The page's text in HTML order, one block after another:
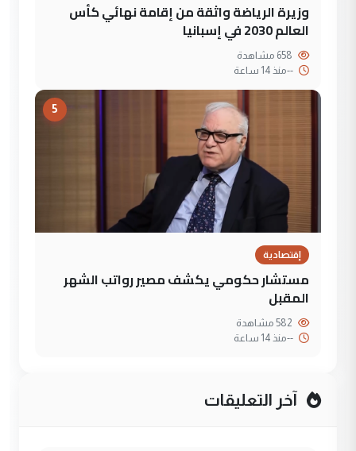
وزيرة الرياضة واثقة من إقامة نهائي كأس
العالم 2030 في إسبانيا
--منذ 14 ساعة
5
إقتصادية
مستشار حكومي يكشف مصير رواتب الشهر
المقبل
--منذ 14 ساعة
آخر التعليقات